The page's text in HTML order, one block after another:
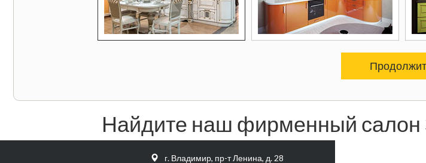
Найдите наш фирменный
г. Владимир, пр-т Ленина, д. 28